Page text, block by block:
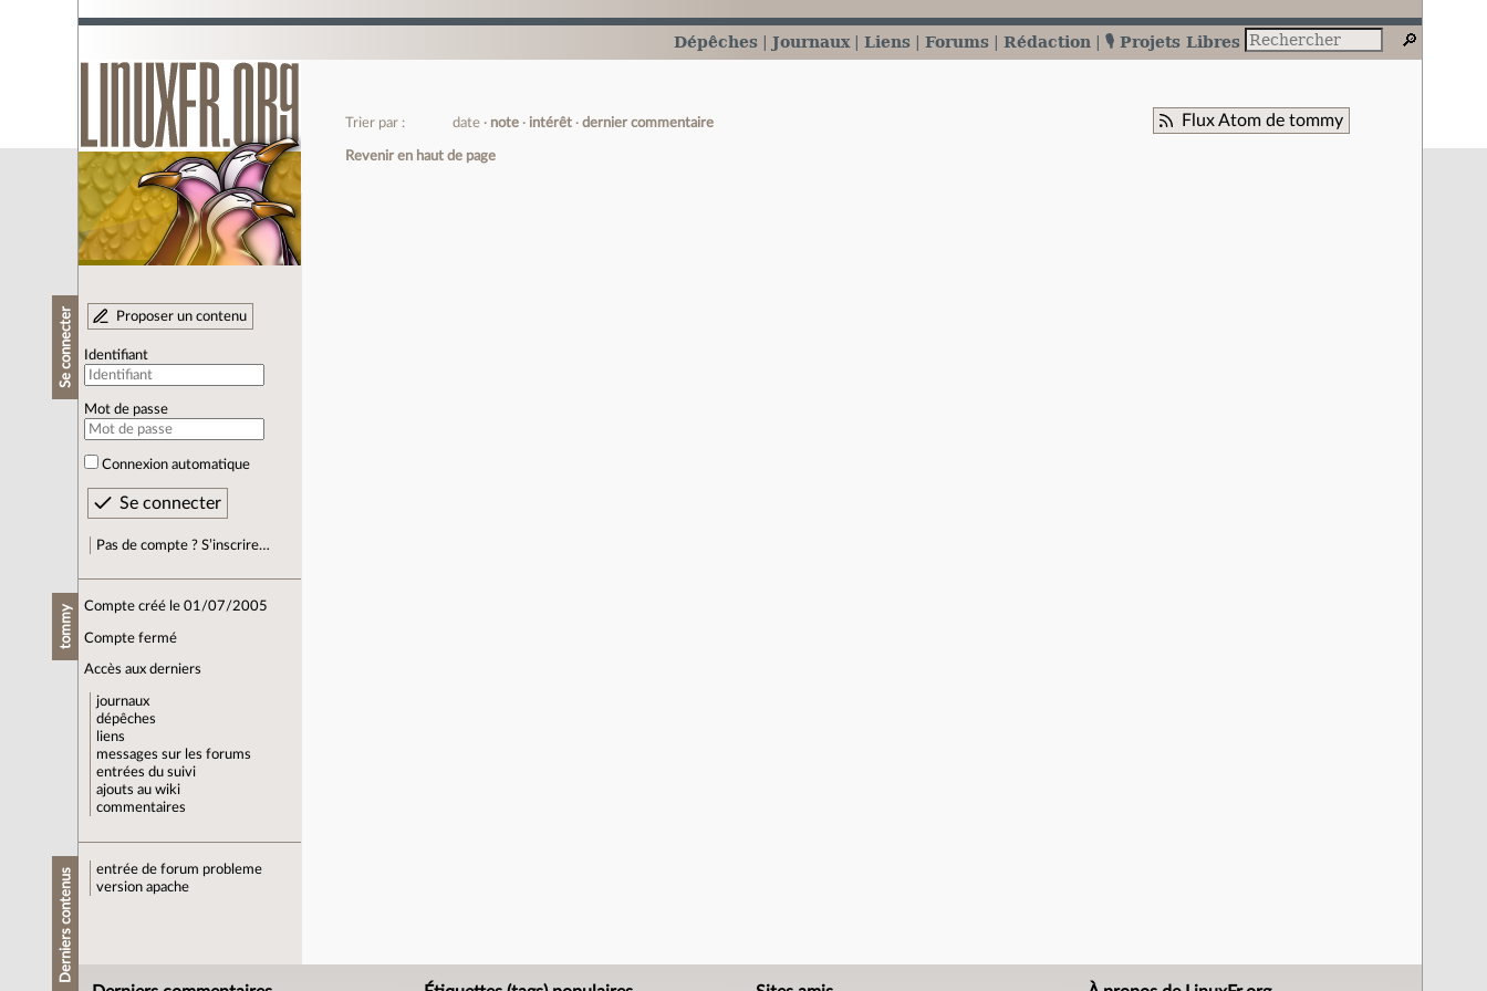
Dépêches Journaux Liens Forums Rédaction 🎙️ Projets Libres
Se connecter Proposer un contenu
Identifiant
Mot de passe
Connexion automatique
Pas de compte ? S’inscrire…
tommy Compte créé le 01/07/2005
Compte fermé
Accès aux derniers
journaux
dépêches
liens
messages sur les forums
entrées du suivi
ajouts au wiki
commentaires
Derniers contenus entrée de forum probleme
version apache
Flux Atom de tommy
Trier par : date note intérêt dernier commentaire
Revenir en haut de page